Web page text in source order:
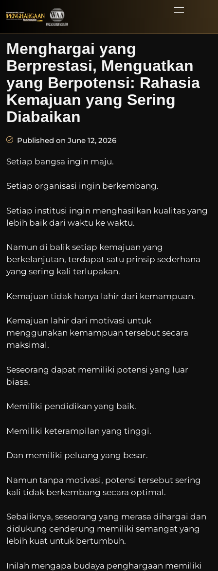
Menghargai yang
Berprestasi, Menguatkan
yang Berpotensi: Rahasia
Kemajuan yang Sering
Diabaikan
Published on June 12, 2026
Setiap bangsa ingin maju.
Setiap organisasi ingin berkembang.
Setiap institusi ingin menghasilkan kualitas yang
lebih baik dari waktu ke waktu.
Namun di balik setiap kemajuan yang
berkelanjutan, terdapat satu prinsip sederhana
yang sering kali terlupakan.
Kemajuan tidak hanya lahir dari kemampuan.
Kemajuan lahir dari motivasi untuk
menggunakan kemampuan tersebut secara
maksimal.
Seseorang dapat memiliki potensi yang luar
biasa.
Memiliki pendidikan yang baik.
Memiliki keterampilan yang tinggi.
Dan memiliki peluang yang besar.
Namun tanpa motivasi, potensi tersebut sering
kali tidak berkembang secara optimal.
Sebaliknya, seseorang yang merasa dihargai dan
didukung cenderung memiliki semangat yang
lebih kuat untuk bertumbuh.
Inilah mengapa budaya penghargaan memiliki